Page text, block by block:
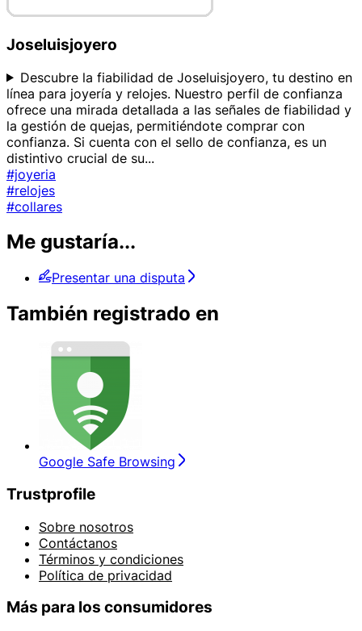
Joseluisjoyero
Descubre la fiabilidad de Joseluisjoyero, tu destino en
línea para joyería y relojes. Nuestro perfil de confianza
ofrece una mirada detallada a las señales de fiabilidad y
la gestión de quejas, permitiéndote comprar con
confianza. Si cuenta con el sello de confianza, es un
distintivo crucial de su...
#joyeria
#relojes
#collares
Me gustaría...
Presentar una disputa
También registrado en
Google Safe Browsing
Trustprofile
Sobre nosotros
Contáctanos
Términos y condiciones
Política de privacidad
Más para los consumidores